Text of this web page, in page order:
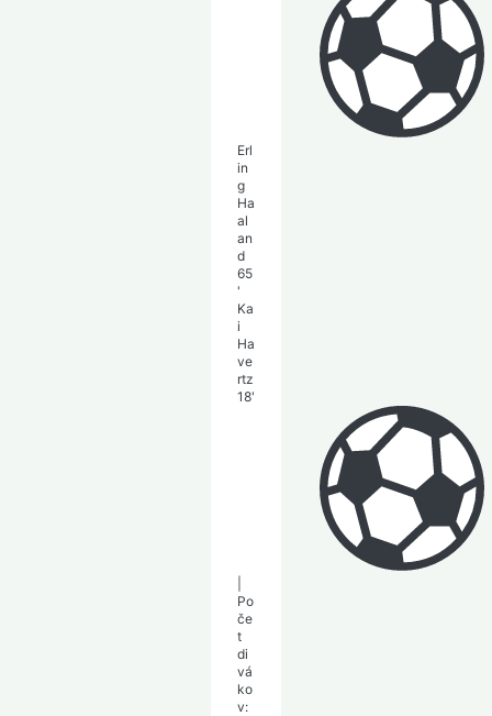
Erl
in
g
Ha
al
an
d
65
'
Ka
i
Ha
ve
rtz
18'
Po
če
t
di
vá
ko
v: